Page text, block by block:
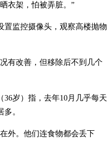
衣架，怕被弄脏。”
置监控摄像头，观察高楼抛物
有改善，但移除后不到几个
36岁）指，去年10月几乎每天
。
外。他们连食物都会丢下